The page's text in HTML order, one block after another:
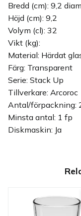
Bredd (cm): 9,2
Höjd (cm): 9,2
Volym (cl): 32
Vikt (kg):
Material: Härdat
Färg: Transparent
Serie: Stack Up
Tillverkare: Arcoroc
Antal/förpackning:
Minsta antal: 1 fp
Diskmaskin: Ja